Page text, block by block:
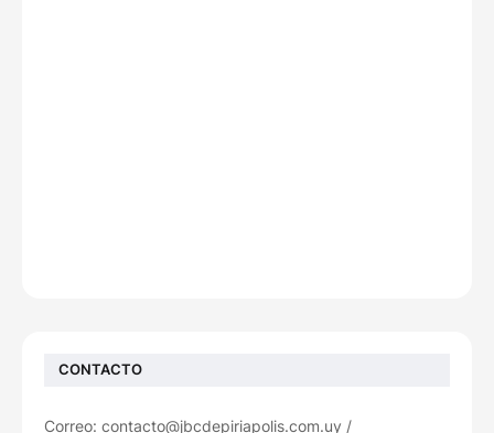
CONTACTO
Correo: contacto@jbcdepiriapolis.com.uy /